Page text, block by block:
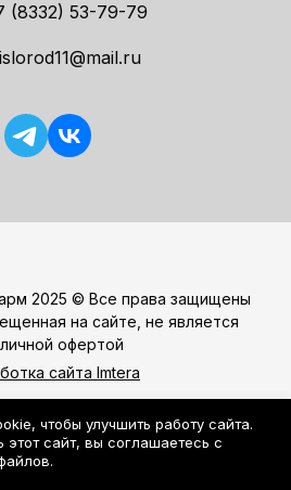
(8332) 53-79-79
2025 © Все права защищены
на сайте, не является
офертой
сайта Imtera
чтобы улучшить работу сайта.
сайт, вы соглашаетесь с